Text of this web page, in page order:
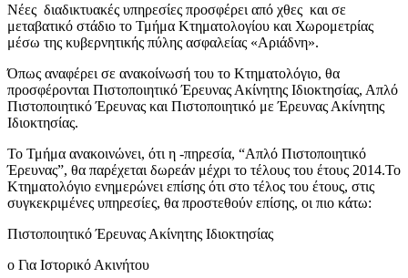
Νέες διαδικτυακές υπηρεσίες προσφέρει από χθες και σε
μεταβατικό στάδιο το Τμήμα Κτηματολογίου και Χωρομετρίας
μέσω της κυβερνητικής πύλης ασφαλείας «Αριάδνη».
Όπως αναφέρει σε ανακοίνωσή του το Κτηματολόγιο, θα
προσφέρονται Πιστοποιητικό Έρευνας Ακίνητης Ιδιοκτησίας, Απλό
Πιστοποιητικό Έρευνας και Πιστοποιητικό με Έρευνας Ακίνητης
Ιδιοκτησίας.
Το Τμήμα ανακοινώνει, ότι η -πηρεσία, “Απλό Πιστοποιητικό
Έρευνας”, θα παρέχεται δωρεάν μέχρι το τέλους του έτους 2014.Το
Κτηματολόγιο ενημερώνει επίσης ότι στο τέλος του έτους, στις
συγκεκριμένες υπηρεσίες, θα προστεθούν επίσης, οι πιο κάτω:
Πιστοποιητικό Έρευνας Ακίνητης Ιδιοκτησίας
o Για Ιστορικό Ακινήτου